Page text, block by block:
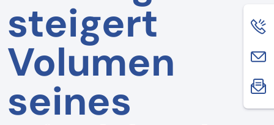
steigert
Volumen
seines